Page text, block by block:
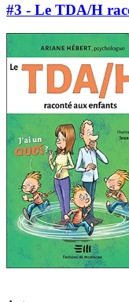
#3 - Le TDA/H